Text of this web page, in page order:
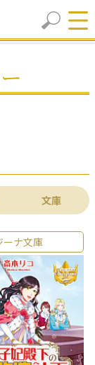
文庫
ーナ文庫